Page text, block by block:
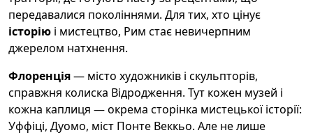
передавалися поколіннями. Для тих, хто цінує
історію і мистецтво, Рим стає невичерпним
джерелом натхнення.
Флоренція— місто художників і скульпторів,
справжня колиска Відродження. Тут кожен музей і
кожна каплиця — окрема сторінка мистецької історії:
Уффіці, Дуомо, міст Понте Веккьо. Але не лише